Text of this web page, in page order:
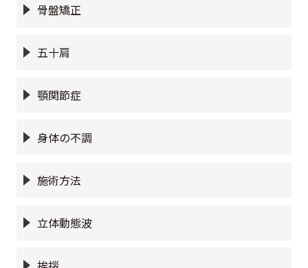
骨盤矯正
五十肩
顎関節症
身体の不調
施術方法
立体動態波